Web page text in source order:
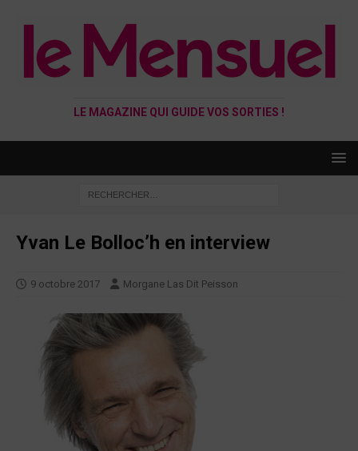
LE MAGAZINE QUI GUIDE VOS SORTIES !
Yvan Le Bolloc’h en interview
9 octobre 2017 Morgane Las Dit Peisson